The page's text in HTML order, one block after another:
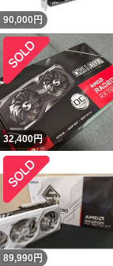
90,000 円
32,400円
89,990 円